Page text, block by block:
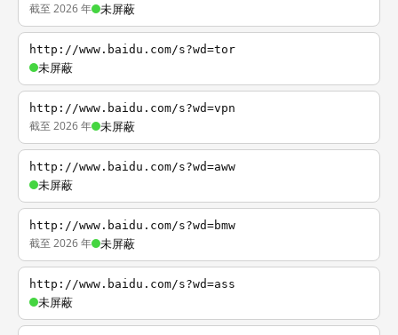
截至 2026 年 未屏蔽
http://www.baidu.com/s?wd=tor
未屏蔽
http://www.baidu.com/s?wd=vpn
截至 2026 年 未屏蔽
http://www.baidu.com/s?wd=aww
未屏蔽
http://www.baidu.com/s?wd=bmw
截至 2026 年 未屏蔽
http://www.baidu.com/s?wd=ass
未屏蔽